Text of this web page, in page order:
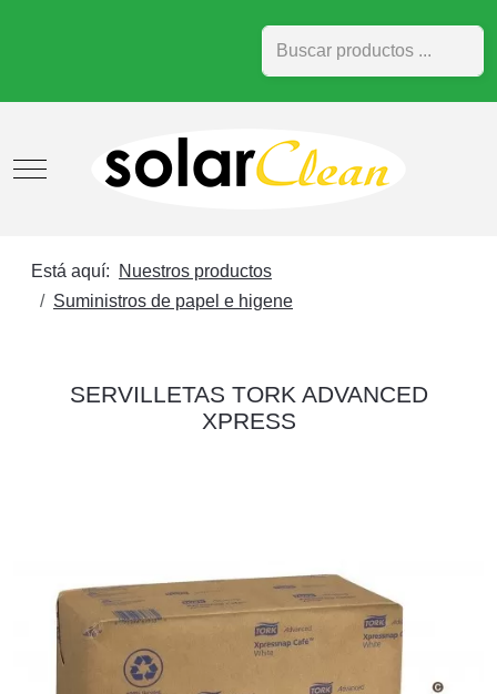
Buscar
Mobile Menu Toggle
Está aquí:
Nuestros productos
Suministros de papel e higene
SERVILLETAS TORK ADVANCED
XPRESS